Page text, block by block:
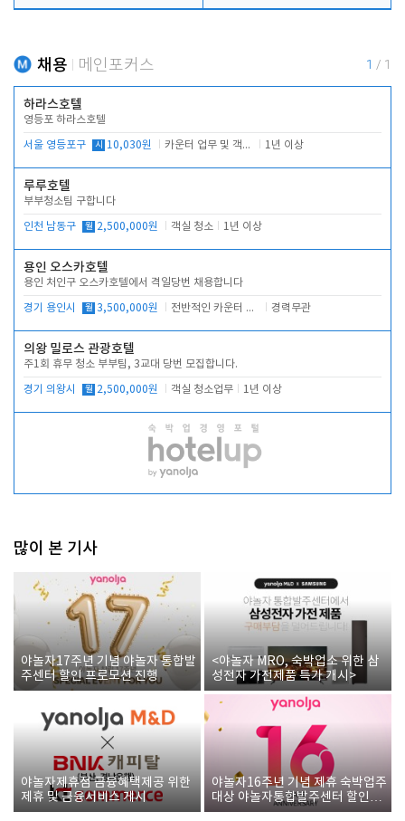
채용 메인포커스 1 / 1
하라스호텔
영등포 하라스호텔
서울 영등포구 시 10,030원 카운터 업무 및 객실관리(청소상태 확인, 객실판매) 1년 이상
루루호텔
부부청소팀 구합니다
인천 남동구 월 2,500,000원 객실 청소 1년 이상
용인 오스카호텔
용인 처인구 오스카호텔에서 격일당번 채용합니다
경기 용인시 월 3,500,000원 전반적인 카운터 업무 경력무관
의왕 밀로스 관광호텔
주1회 휴무 청소 부부팀, 3교대 당번 모집합니다.
경기 의왕시 월 2,500,000원 객실 청소업무 1년 이상
많이 본 기사
야놀자17주년 기념 야놀자 통합발
주센터 할인 프로모션 진행
<야놀자 MRO, 숙박업소 위한 삼
성전자 가전제품 특가 개시>
야놀자제휴점 금융혜택제공 위한
제휴 및 금융서비스 게시
야놀자16주년 기념 제휴 숙박업주
대상 야놀자통합발주센터 할인쿠
폰 증정